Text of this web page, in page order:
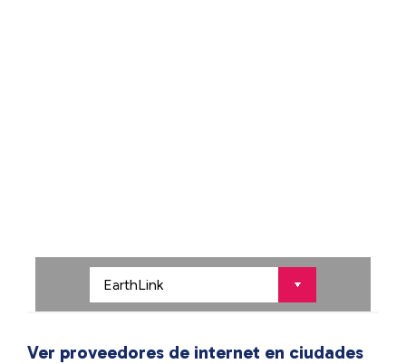
Ver proveedores de internet en ciudades